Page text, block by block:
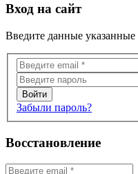
Вход на сайт
Введите данные указанные
Забыли пароль?
Восстановление